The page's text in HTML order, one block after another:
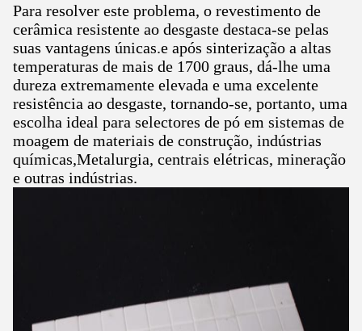
Para resolver este problema, o revestimento de
cerâmica resistente ao desgaste destaca-se pelas
suas vantagens únicas.e após sinterização a altas
temperaturas de mais de 1700 graus, dá-lhe uma
dureza extremamente elevada e uma excelente
resistência ao desgaste, tornando-se, portanto, uma
escolha ideal para selectores de pó em sistemas de
moagem de materiais de construção, indústrias
químicas,Metalurgia, centrais elétricas, mineração
e outras indústrias.